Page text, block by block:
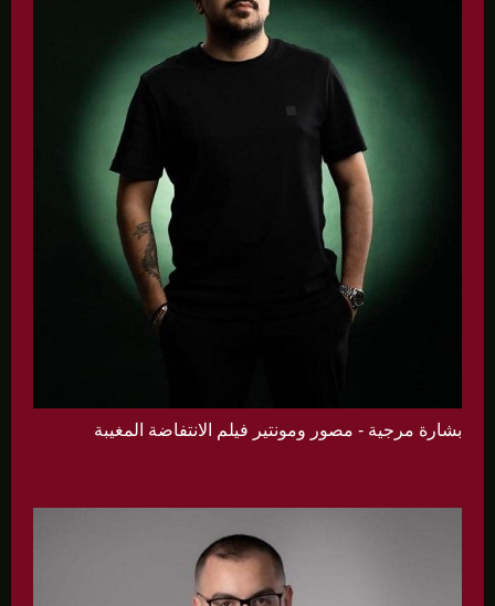
بشارة مرجية - مصور ومونتير فيلم الانتفاضة المغيبة